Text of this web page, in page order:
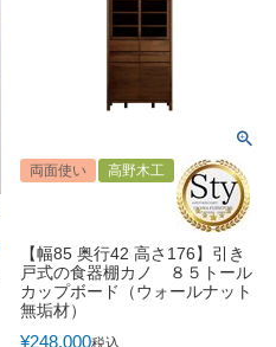
両面使い 高野木工
【幅85 奥行42 高さ176】引き
戸式の食器棚カノ ８５トール
カップボード（ウォールナット
無垢材）
¥248,000税込